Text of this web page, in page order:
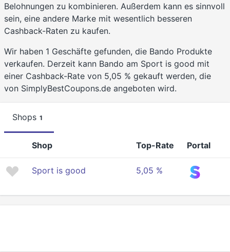
Belohnungen zu kombinieren. Außerdem kann es sinnvoll
sein, eine andere Marke mit wesentlich besseren
Cashback-Raten zu kaufen.
Wir haben 1 Geschäfte gefunden, die Bando Produkte
verkaufen. Derzeit kann Bando am Sport is good mit
einer Cashback-Rate von 5,05 % gekauft werden, die
von SimplyBestCoupons.de angeboten wird.
Shops 1
Shop Top-Rate Portal
Sport is good 5,05 %